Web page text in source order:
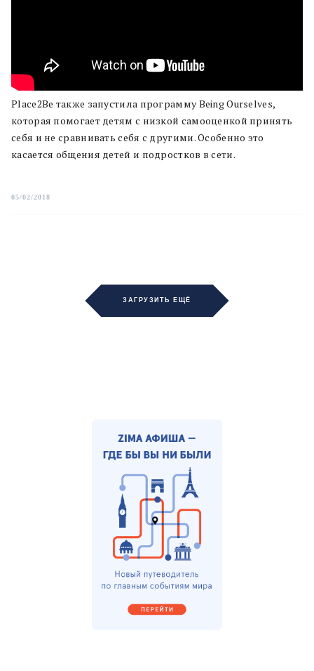
Place2Be также запустила программу Being Ourselves,
которая помогает детям с низкой самооценкой принять
себя и не сравнивать себя с другими. Особенно это
касается общения детей и подростков в сети.
05/02/2018
ЗАГРУЗИТЬ ЕЩЁ